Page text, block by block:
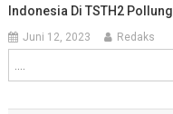
Indonesia Di TSTH2 Pollung
Juni 12, 2023 Redaks